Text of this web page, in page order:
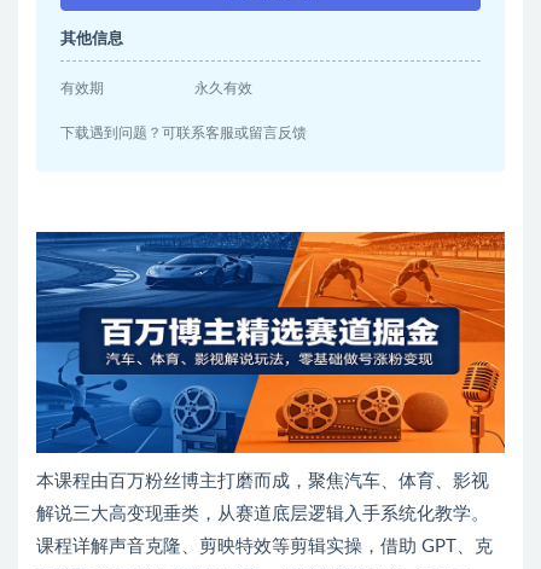
其他信息
有效期 永久有效
下载遇到问题？可联系客服或留言反馈
本课程由百万粉丝博主打磨而成，聚焦汽车、体育、影视
解说三大高变现垂类，从赛道底层逻辑入手系统化教学。
课程详解声音克隆、剪映特效等剪辑实操，借助 GPT、克